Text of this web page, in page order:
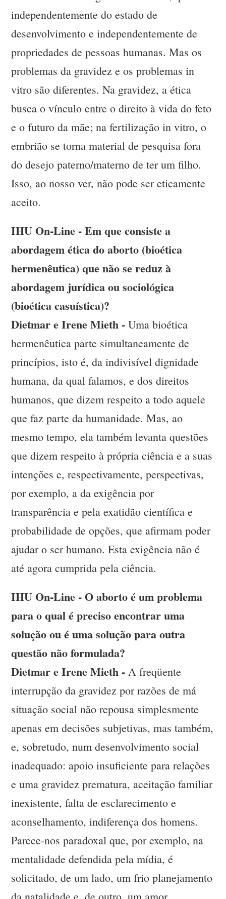
independentemente do estado de
desenvolvimento e independentemente de
propriedades de pessoas humanas. Mas os
problemas da gravidez e os problemas in
vitro são diferentes. Na gravidez, a ética
busca o vínculo entre o direito à vida do feto
e o futuro da mãe; na fertilização in vitro, o
embrião se torna material de pesquisa fora
do desejo paterno/materno de ter um filho.
Isso, ao nosso ver, não pode ser eticamente
aceito.
IHU On-Line - Em que consiste a
abordagem ética do aborto (bioética
hermenêutica) que não se reduz à
abordagem jurídica ou sociológica
(bioética casuística)?
Dietmar e Irene Mieth - Uma bioética
hermenêutica parte simultaneamente de
princípios, isto é, da indivisível dignidade
humana, da qual falamos, e dos direitos
humanos, que dizem respeito a todo aquele
que faz parte da humanidade. Mas, ao
mesmo tempo, ela também levanta questões
que dizem respeito à própria ciência e a suas
intenções e, respectivamente, perspectivas,
por exemplo, a da exigência por
transparência e pela exatidão científica e
probabilidade de opções, que afirmam poder
ajudar o ser humano. Esta exigência não é
até agora cumprida pela ciência.
IHU On-Line - O aborto é um problema
para o qual é preciso encontrar uma
solução ou é uma solução para outra
questão não formulada?
Dietmar e Irene Mieth - A freqüente
interrupção da gravidez por razões de má
situação social não repousa simplesmente
apenas em decisões subjetivas, mas também,
e, sobretudo, num desenvolvimento social
inadequado: apoio insuficiente para relações
e uma gravidez prematura, aceitação familiar
inexistente, falta de esclarecimento e
aconselhamento, indiferença dos homens.
Parece-nos paradoxal que, por exemplo, na
mentalidade defendida pela mídia, é
solicitado, de um lado, um frio planejamento